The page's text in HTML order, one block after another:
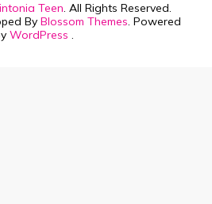
Teen. All Rights Reserved.
By Blossom Themes. Powered
WordPress .